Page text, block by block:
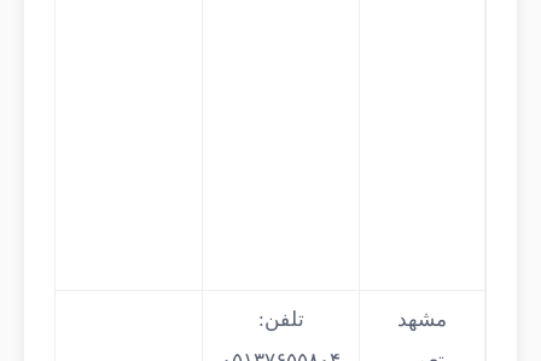
مشهد
تلفن: